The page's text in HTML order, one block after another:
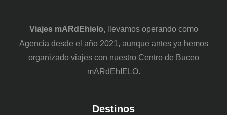
Viajes mARdEhielo,
llevamos operando como
Agencia desde el año 2021, aunque antes ya hemos
organizado viajes con nuestro Centro de Buceo
mARdEhIELO.
Destinos